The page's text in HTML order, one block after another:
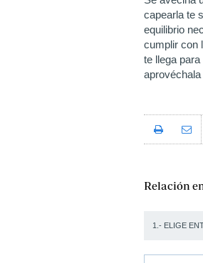
capearla te
equilibrio
cumplir con
te llega
Relación
1.- ELIGE